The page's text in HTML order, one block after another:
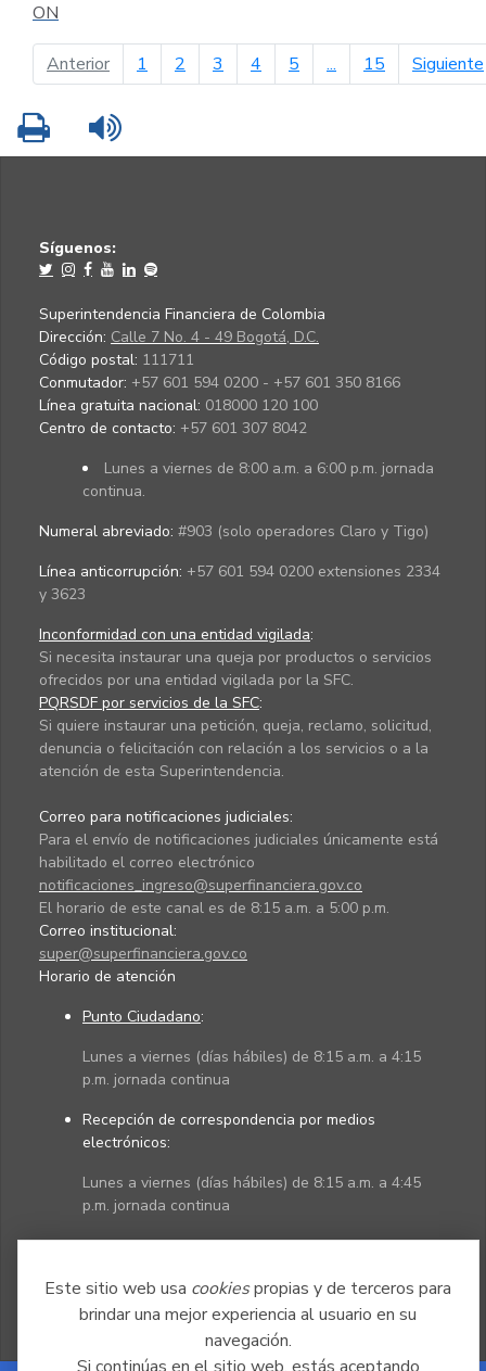
Este sitio web usa cookiespropias y de terceros para
brindar una mejor experiencia al usuario en su
navegación.
ON
Anteriorpágina anterior
1 2 3 4 5 ... 15 Siguiente
Imprimir
Síguenos:
Superintendencia Financiera de Colombia
Dirección: Calle 7 No. 4 - 49 Bogotá, D.C.
Código postal: 111711
Conmutador: +57 601 594 0200 - +57 601 350 8166
Línea gratuita nacional: 018000 120 100
Centro de contacto: +57 601 307 8042
Lunes a viernes de 8:00 a.m. a 6:00 p.m. jornada
continua.
Numeral abreviado: #903 (solo operadores Claro y Tigo)
Línea anticorrupción: +57 601 594 0200 extensiones 2334
y 3623
Inconformidad con una entidad vigilada:
Si necesita instaurar una queja por productos o servicios
ofrecidos por una entidad vigilada por la SFC.
PQRSDF por servicios de la SFC:
Si quiere instaurar una petición, queja, reclamo, solicitud,
denuncia o felicitación con relación a los servicios o a la
atención de esta Superintendencia.
Correo para notificaciones judiciales:
Para el envío de notificaciones judiciales únicamente está
habilitado el correo electrónico
notificaciones_ingreso@superfinanciera.gov.co
El horario de este canal es de 8:15 a.m. a 5:00 p.m.
Correo institucional:
super@superfinanciera.gov.co
Horario de atención
Punto Ciudadano:
Lunes a viernes (días hábiles) de 8:15 a.m. a 4:15
p.m. jornada continua
Recepción de correspondencia por medios
electrónicos:
Lunes a viernes (días hábiles) de 8:15 a.m. a 4:45
p.m. jornada continua